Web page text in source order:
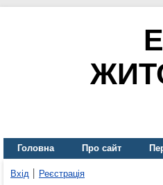
Головна Про сайт
Вхід Реєстрація